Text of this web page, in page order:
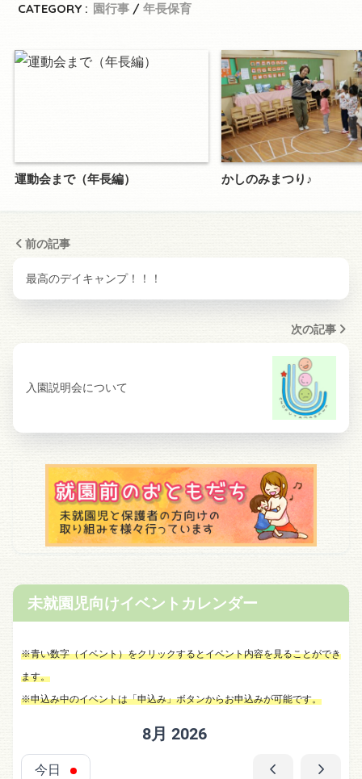
CATEGORY : 園行事 年長保育
運動会まで（年長編） かしのみまつり♪
前の記事
最高のデイキャンプ！！！
次の記事
入園説明会について
未就園児向けイベントカレンダー
※青い数字（イベント）をクリックするとイベント内容を見ることができ
ます。
※申込み中のイベントは「申込み」ボタンからお申込みが可能です。
今日
8月 2026